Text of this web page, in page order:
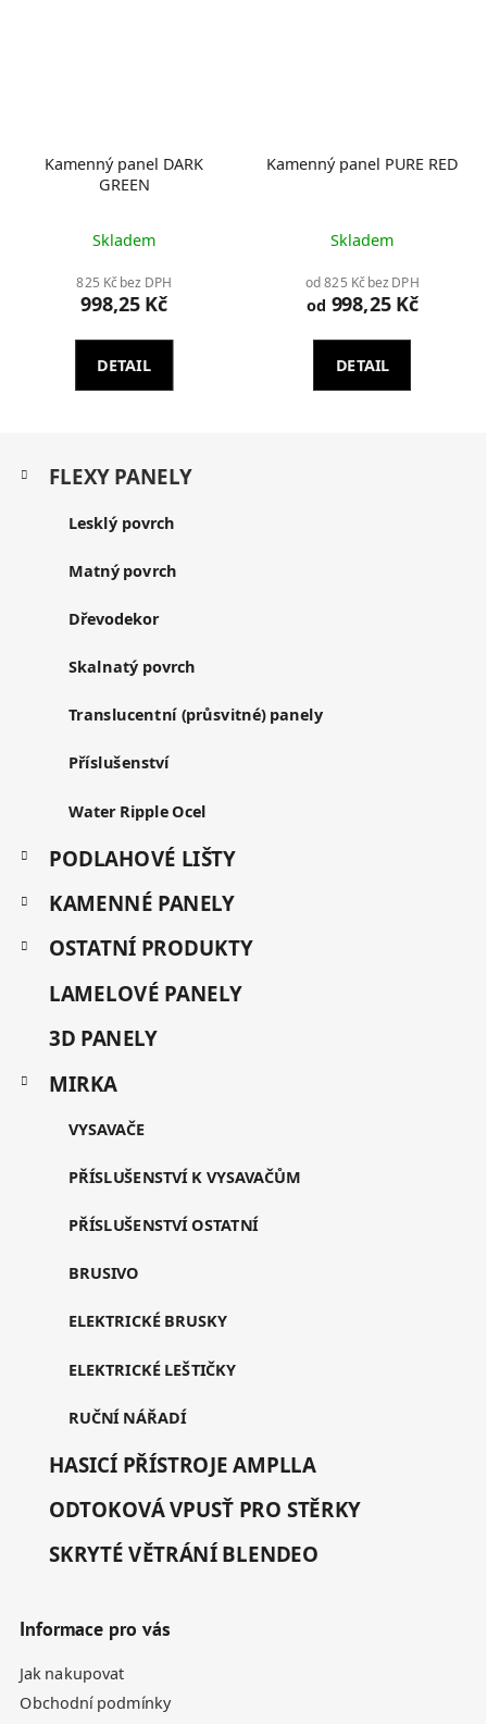
Kamenný panel DARK
GREEN
Skladem
825 Kč bez DPH
998,25 Kč
DETAIL
Kamenný panel PURE RED
Skladem
od 825 Kč bez DPH
od 998,25 Kč
DETAIL
K
a
FLEXY PANELY
Lesklý povrch
Matný povrch
Dřevodekor
Skalnatý povrch
Translucentní (průsvitné) panely
Příslušenství
Water Ripple Ocel
PODLAHOVÉ LIŠTY
KAMENNÉ PANELY
OSTATNÍ PRODUKTY
LAMELOVÉ PANELY
3D PANELY
MIRKA
VYSAVAČE
PŘÍSLUŠENSTVÍ K VYSAVAČŮM
PŘÍSLUŠENSTVÍ OSTATNÍ
BRUSIVO
ELEKTRICKÉ BRUSKY
ELEKTRICKÉ LEŠTIČKY
RUČNÍ NÁŘADÍ
HASICÍ PŘÍSTROJE AMPLLA
ODTOKOVÁ VPUSŤ PRO STĚRKY
SKRYTÉ VĚTRÁNÍ BLENDEO
Informace pro vás
Jak nakupovat
Obchodní podmínky